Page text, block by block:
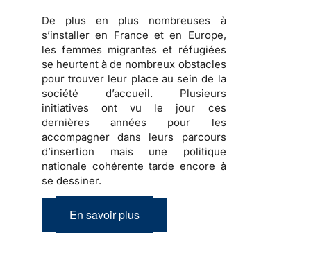
De plus en plus nombreuses à
s’installer en France et en Europe,
lesfemmes migrantes et réfugiées
se heurtent à de nombreux obstacles
pour trouver leur place au sein de la
société d’accueil. Plusieurs
initiatives ont vu le jour ces
dernières années pour les
accompagner dans leurs parcours
d’insertion mais une politique
nationale cohérente tarde encore à
se dessiner.
En savoir plus